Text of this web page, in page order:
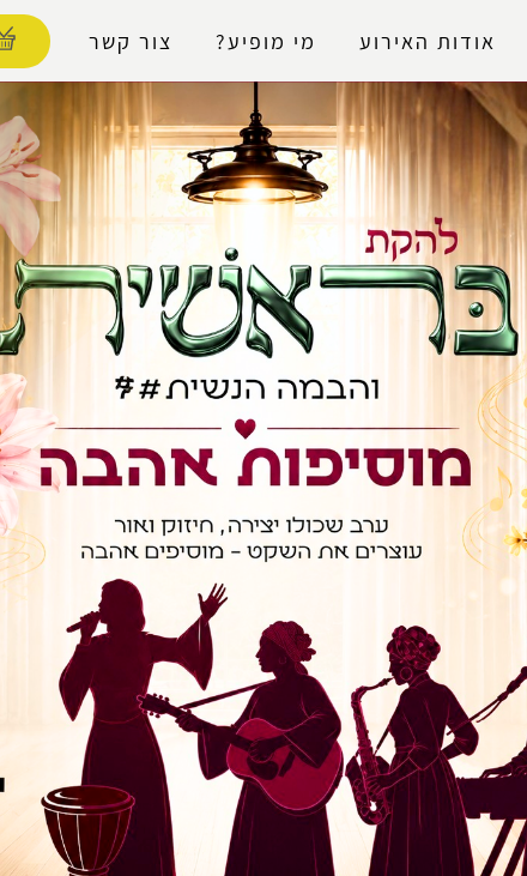
אודות האירוע מי מופיע? צור קשר